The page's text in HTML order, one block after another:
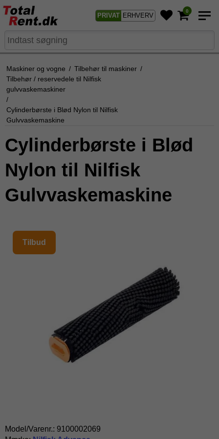
PRIVAT ERHVERV
0
Maskiner og vogne / Tilbehør til maskiner /
Tilbehør / reservedele til Nilfisk
gulvvaskemaskiner
/
Cylinderbørste i Blød Nylon til Nilfisk
Gulvvaskemaskine
Cylinderbørste i Blød
Nylon til Nilfisk
Gulvvaskemaskine
Tilbud
Model/Varenr.: 9100002069